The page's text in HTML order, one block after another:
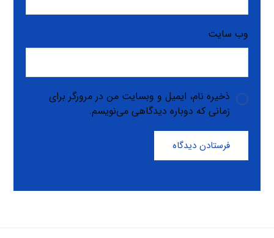
وب‌ سایت
ذخیره نام، ایمیل و وبسایت من در مرورگر برای
زمانی که دوباره دیدگاهی می‌نویسم.
فرستادن دیدگاه